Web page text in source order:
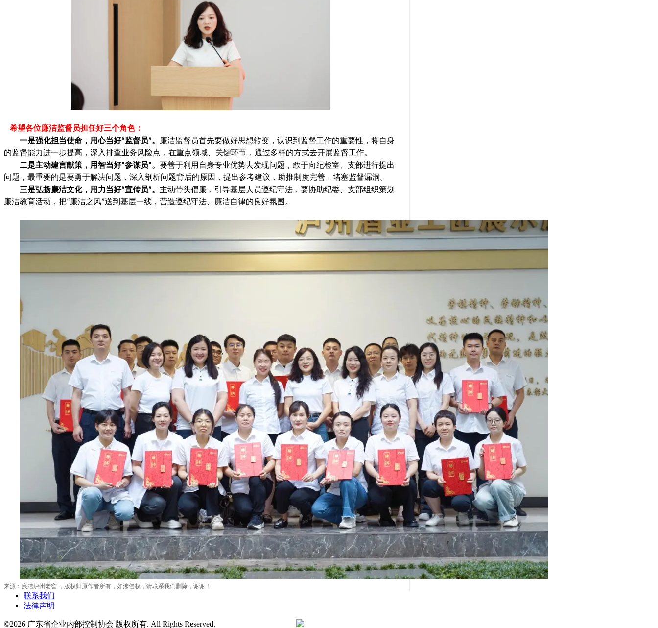
希望各位廉洁监督员担任好三个角色：
一是强化担当使命，用心当好“监督员”。
廉洁监督员首先要做好思想转变，认识到监督工作的重要性，将自身
的监督能力进一步提高，深入排查业务风险点，在重点领域、关键环节，通过多样的方式去开展监督工作。
二是主动建言献策，用智当好“参谋员”。要善于利用自身专业优势去发现问题，敢于向纪检室、支部进行提出
问题，最重要的是要勇于解决问题，深入剖析问题背后的原因，提出参考建议，助推制度完善，堵塞监督漏洞。
三是弘扬廉洁文化，用力当好“宣传员”。 主动带头倡廉，引导基层人员遵纪守法，要协助纪委、支部组织策划
廉洁教育活动，把“廉洁之风”送到基层一线，营造遵纪守法、廉洁自律的良好氛围。
来源：廉洁泸州老窖 ，版权归原作者所有，如涉侵权，请联系我们删除，谢谢！
联系我们
法律声明
©2026 广东省企业内部控制协会 版权所有. All Rights Reserved.